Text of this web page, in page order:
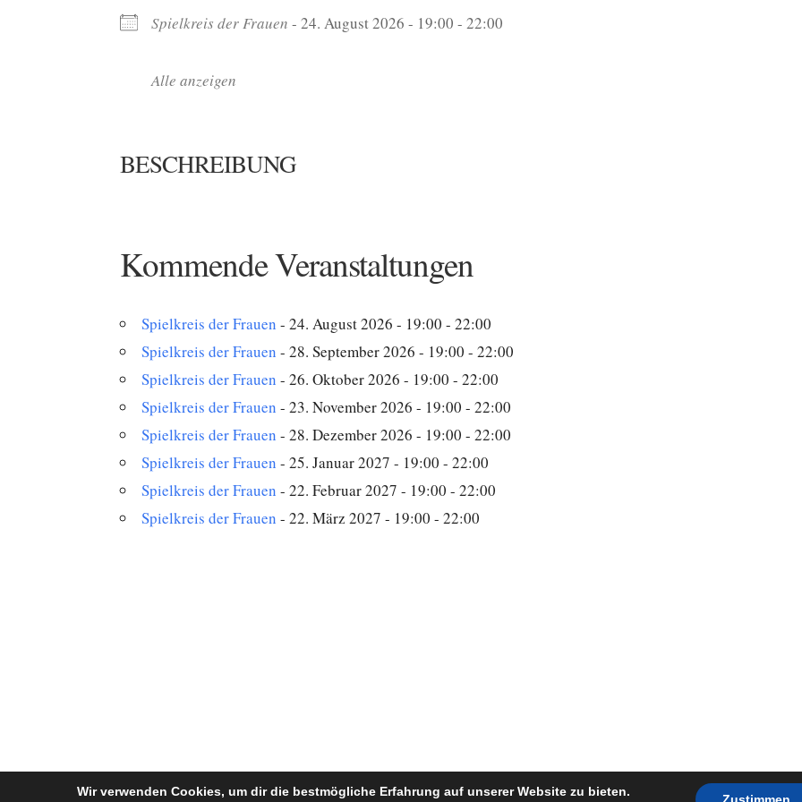
Spielkreis der Frauen - 24. August 2026 - 19:00 - 22:00
Alle anzeigen
BESCHREIBUNG
Kommende Veranstaltungen
Spielkreis der Frauen - 24. August 2026 - 19:00 - 22:00
Spielkreis der Frauen - 28. September 2026 - 19:00 - 22:00
Spielkreis der Frauen - 26. Oktober 2026 - 19:00 - 22:00
Spielkreis der Frauen - 23. November 2026 - 19:00 - 22:00
Spielkreis der Frauen - 28. Dezember 2026 - 19:00 - 22:00
Spielkreis der Frauen - 25. Januar 2027 - 19:00 - 22:00
Spielkreis der Frauen - 22. Februar 2027 - 19:00 - 22:00
Spielkreis der Frauen - 22. März 2027 - 19:00 - 22:00
Wir verwenden Cookies, um dir die bestmögliche Erfahrung auf unserer Website zu bieten.